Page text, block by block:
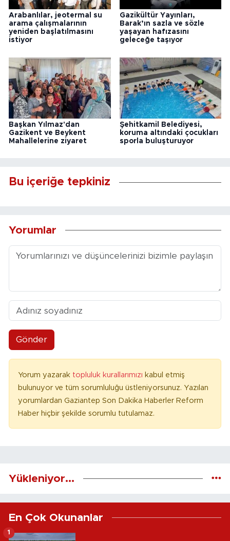
Arabanlılar, jeotermal su
arama çalışmalarının
yeniden başlatılmasını
istiyor
Gazikültür Yayınları,
Barak’ın sazla ve sözle
yaşayan hafızasını
geleceğe taşıyor
Başkan Yılmaz'dan
Gazikent ve Beykent
Mahallelerine ziyaret
Şehitkamil Belediyesi,
koruma altındaki çocukları
sporla buluşturuyor
Bu içeriğe tepkiniz
Yorumlar
Gönder
Yorum yazarak topluluk kurallarımızı kabul etmiş
bulunuyor ve tüm sorumluluğu üstleniyorsunuz. Yazılan
yorumlardan Gaziantep Son Dakika Haberler Reform
Haber hiçbir şekilde sorumlu tutulamaz.
Yükleniyor...
En Çok Okunanlar
1